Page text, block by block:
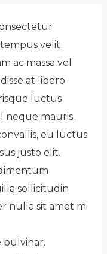
velit
ac massa vel
at libero
luctus
neque mauris.
eu luctus
justo elit.
sollicitudin
nulla sit amet mi
pulvinar.